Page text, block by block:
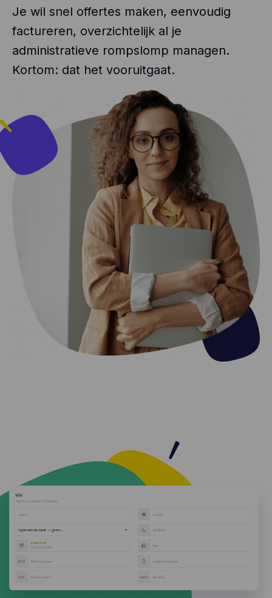
Je wil snel offertes maken, eenvoudig
factureren, overzichtelijk al je
administratieve rompslomp managen.
Kortom: dat het vooruitgaat.